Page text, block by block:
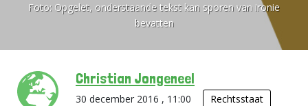
Foto: Opgelet, onderstaande tekst kan sporen van ironie
bevatten
Christian Jongeneel
30 december 2016 , 11:00 Rechtsstaat